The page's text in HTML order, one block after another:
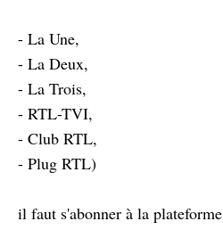
- La Une,
- La Deux,
- La Trois,
- RTL-TVI,
- Club RTL,
- Plug RTL)
il faut s'abonner à la plateforme